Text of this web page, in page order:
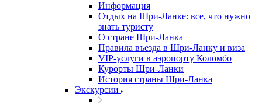
Информация
Отдых на Шри-Ланке: все, что нужно
знать туристу
О стране Шри-Ланка
Правила въезда в Шри-Ланку и виза
VIP-услуги в аэропорту Коломбо
Курорты Шри-Ланки
История страны Шри-Ланка
Экскурсии